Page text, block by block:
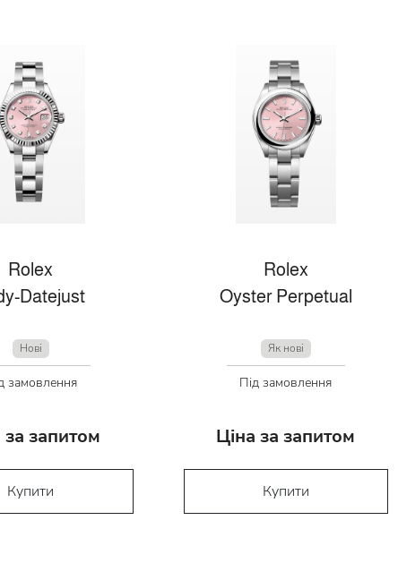
Rolex
Datejust
Нові
замовлення
за запитом
Купити
Rolex
Oyster Perpetual
Як нові
Під замовлення
Ціна за запитом
Купити